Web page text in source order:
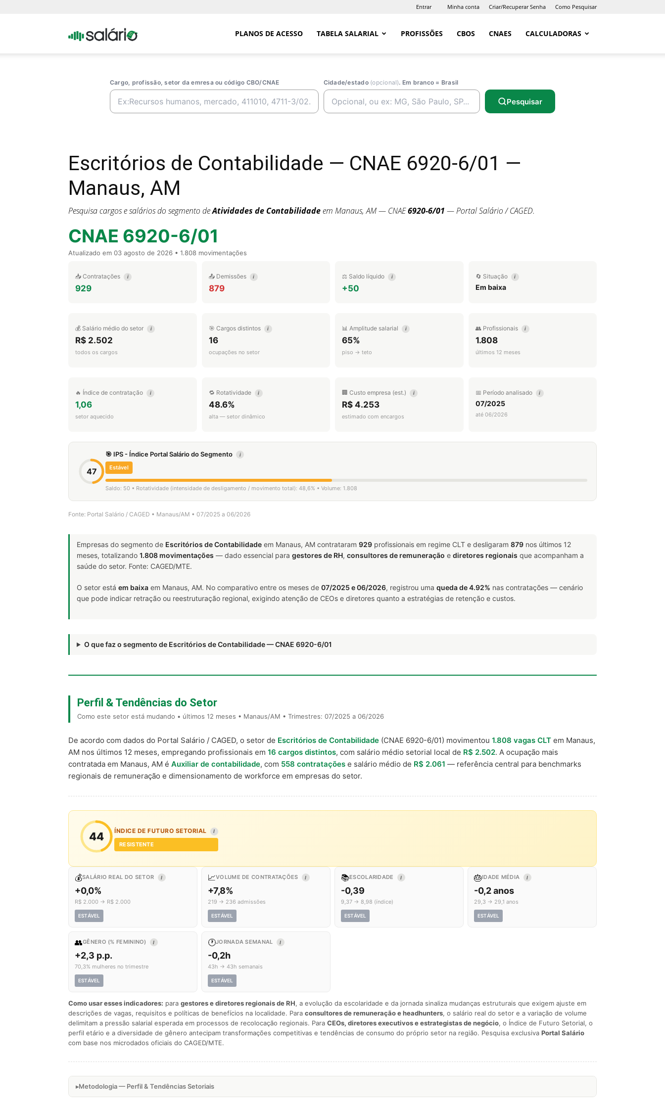
Entrar Minha conta Criar/Recuperar Senha Como Pesquisar
Portal PLANOS DE ACESSO TABELA SALARIAL PROFISSÕES CBOS CNAES CALCULADORAS
Cargo, profissão, setor da emresa ou código CBO/CNAE Cidade/estado (opcional). Em branco = Brasil
Pesquisar
Escritórios de Contabilidade — CNAE 6920-6/01 —
Manaus, AM
Pesquisa cargos e salários do segmento deAtividades de Contabilidadeem Manaus, AM — CNAE6920-6/01 — Portal Salário / CAGED.
CNAE 6920-6/01
Atualizado em 03 agosto de 2026 • 1.808 movimentações
📥 Contratações i
929
📤 Demissões i
879
⚖️ Saldo líquido i
+50
🔄 Situação i
Em baixa
💰 Salário médio do setor i
R$ 2.502
todos os cargos
🎯 Cargos distintos i
16
ocupações no setor
📊 Amplitude salarial i
65%
piso → teto
👥 Profissionais i
1.808
últimos 12 meses
🔥 Índice de contratação i
1,06
setor aquecido
🔁 Rotatividade i
48.6%
alta — setor dinâmico
🏢 Custo empresa (est.) i
R$ 4.253
estimado com encargos
📅 Período analisado i
07/2025
até 06/2026
47
🎯 IPS - Índice Portal Salário do Segmento i
Estável
Saldo: 50 • Rotatividade (intensidade de desligamento / movimento total): 48,6% • Volume: 1.808
Fonte: Portal Salário / CAGED • Manaus/AM • 07/2025 a 06/2026
Empresas do segmento de Escritórios de Contabilidade em Manaus, AM contrataram 929 profissionais em regime CLT e desligaram 879 nos últimos 12
meses, totalizando 1.808 movimentações — dado essencial para gestores de RH, consultores de remuneração e diretores regionais que acompanham a
saúde do setor. Fonte: CAGED/MTE.
O setor está em baixa em Manaus, AM. No comparativo entre os meses de 07/2025 e 06/2026, registrou uma queda de 4.92% nas contratações — cenário
que pode indicar retração ou reestruturação regional, exigindo atenção de CEOs e diretores quanto a estratégias de retenção e custos.
O que faz o segmento de Escritórios de Contabilidade — CNAE 6920-6/01
Perfil & Tendências do Setor
Como este setor está mudando • últimos 12 meses • Manaus/AM • Trimestres: 07/2025 a 06/2026
De acordo com dados do Portal Salário / CAGED, o setor de Escritórios de Contabilidade (CNAE 6920-6/01) movimentou 1.808 vagas CLT em Manaus,
AM nos últimos 12 meses, empregando profissionais em 16 cargos distintos, com salário médio setorial local de R$ 2.502. A ocupação mais
contratada em Manaus, AM é Auxiliar de contabilidade, com 558 contratações e salário médio de R$ 2.061 — referência central para benchmarks
regionais de remuneração e dimensionamento de workforce em empresas do setor.
44 ÍNDICE DE FUTURO SETORIAL I
RESISTENTE
💰SALÁRIO REAL DO SETOR I
+0,0%
R$ 2.000 → R$ 2.000
ESTÁVEL
📈VOLUME DE CONTRATAÇÕES I
+7,8%
219 → 236 admissões
ESTÁVEL
📚ESCOLARIDADE I
-0,39
9,37 → 8,98 (índice)
ESTÁVEL
🎂IDADE MÉDIA I
-0,2 anos
29,3 → 29,1 anos
ESTÁVEL
👥GÊNERO (% FEMININO) I
+2,3 p.p.
70,3% mulheres no trimestre
ESTÁVEL
🕐JORNADA SEMANAL I
-0,2h
43h → 43h semanais
ESTÁVEL
Como usar esses indicadores: para gestores e diretores regionais de RH, a evolução da escolaridade e da jornada sinaliza mudanças estruturais que exigem ajuste em
descrições de vagas, requisitos e políticas de benefícios na localidade. Para consultores de remuneração e headhunters, o salário real do setor e a variação de volume
delimitam a pressão salarial esperada em processos de recolocação regionais. Para CEOs, diretores executivos e estrategistas de negócio, o Índice de Futuro Setorial, o
perfil etário e a diversidade de gênero antecipam transformações competitivas e tendências de consumo do próprio setor na região. Pesquisa exclusiva Portal Salário
com base nos microdados oficiais do CAGED/MTE.
Metodologia — Perfil & Tendências Setoriais